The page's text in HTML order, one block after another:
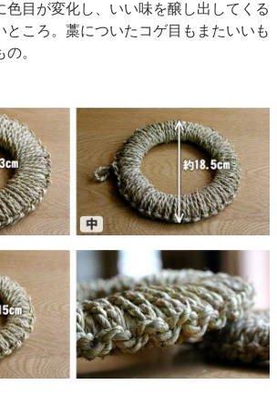
色目が変化し、いい味を醸し出してくる
ところ。藁についたコゲ目もまたいいも
。